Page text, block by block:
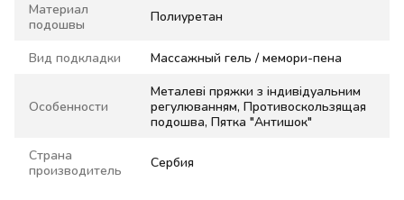
Материал
подошвы
Полиуретан
Вид подкладки Массажный гель / мемори-пена
Особенности
Металеві пряжки з індивідуальним
регулюванням, Противоскользящая
подошва, Пятка "Антишок"
Страна
производитель
Сербия